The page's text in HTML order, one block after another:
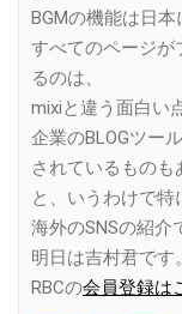
BGMの機能は日本
すべてのページが
るのは、
mixiと違う面白い
企業のBLOGツー
されているものも
と、いうわけで特
海外のSNSの紹介
明日は吉村君です。
RBCの会員登録は